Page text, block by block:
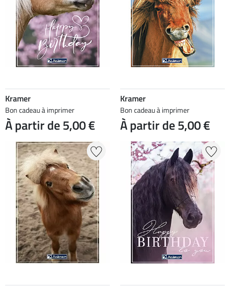
Kramer
Bon cadeau à imprimer
À partir de 5,00 €
Kramer
Bon cadeau à imprimer
À partir de 5,00 €